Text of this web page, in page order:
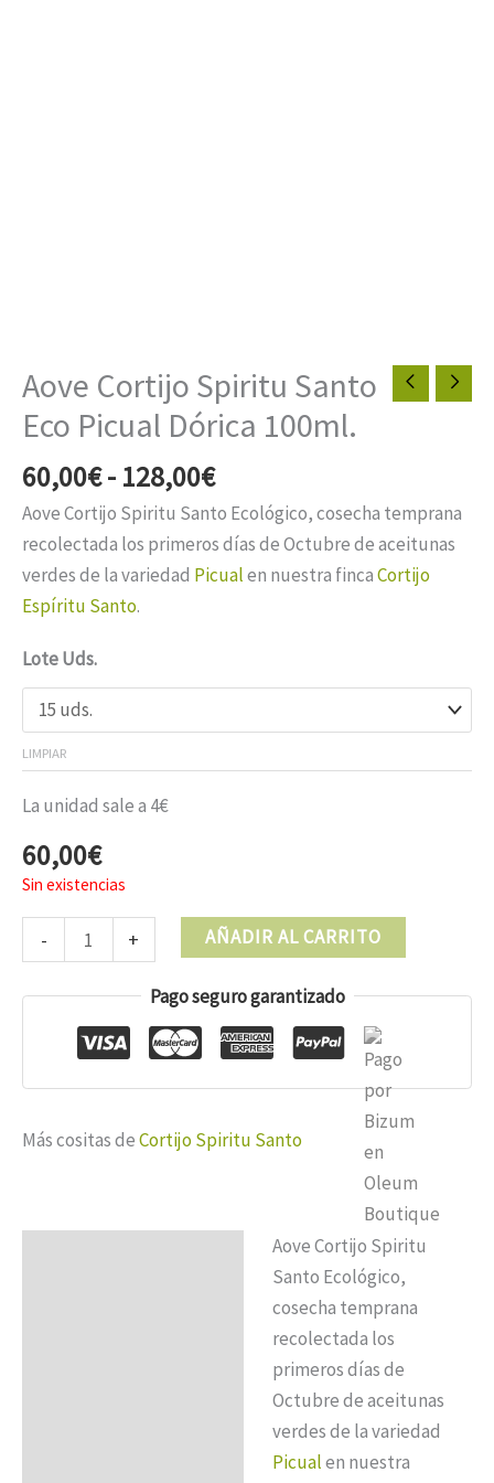
Aove Cortijo Spiritu Santo
Eco Picual Dórica 100ml.
60,00€- 128,00€Rango
de
precios:
desde
Aove Cortijo Spiritu Santo Ecológico, cosecha temprana
recolectada los primeros días de Octubre de aceitunas
verdes de la variedad Picualen nuestra fincaCortijo
Espíritu Santo.
Lote Uds.
LIMPIAR
La unidad sale a 4€
60,00€
Sin existencias
-
Cortijo
Spiritu
Picual
100ml.
+ AÑADIR AL CARRITO
Pago seguro garantizado
Más cositas deCortijo Spiritu Santo
Aove Cortijo Spiritu
Santo Ecológico,
cosecha temprana
recolectada los
primeros días de
Octubre de aceitunas
verdes de la variedad
Picualen nuestra